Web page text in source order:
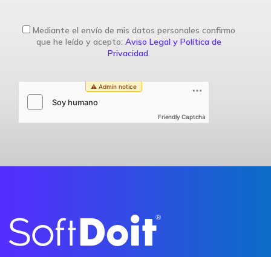
Mediante el envío de mis datos personales confirmo
que he leído y acepto: Aviso Legal y Política de
Privacidad.
Friendly Captcha